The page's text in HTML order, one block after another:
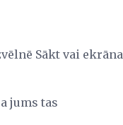
Sākt vai ekrāna
jums tas